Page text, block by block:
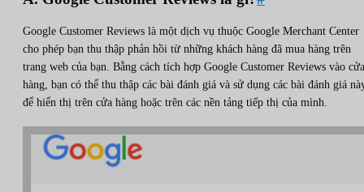
Google Customer Reviews là một dịch vụ thuộc Google Merchant Center
cho phép bạn thu thập phản hồi từ những khách hàng đã mua hàng trên
trang web của bạn. Bằng cách tích hợp Google Customer Reviews vào cửa
hàng, bạn có thể thu thập các bài đánh giá và sử dụng các bài đánh giá
để hiển thị trên cửa hàng hoặc trên các nền tảng tiếp thị của mình.